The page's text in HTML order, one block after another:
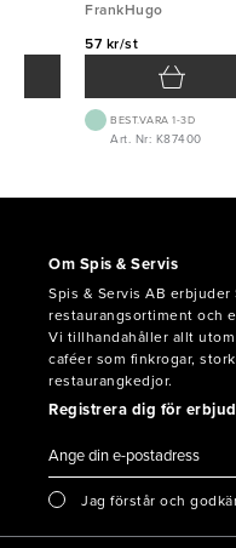
FrankHugo
57 kr/st
BEST.VARA 1-3D
Art. Nr: K87400
Om Spis & Servis
Spis & Servis AB
restaurangsortiment och
Vi tillhandahåller allt
caféer som finkrogar,
restaurangkedjor.
Registrera dig för
Jag förstår och